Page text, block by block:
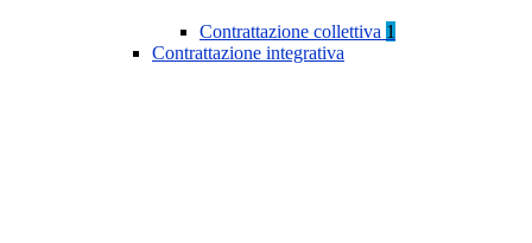
Contrattazione collettiva 1
Contrattazione integrativa